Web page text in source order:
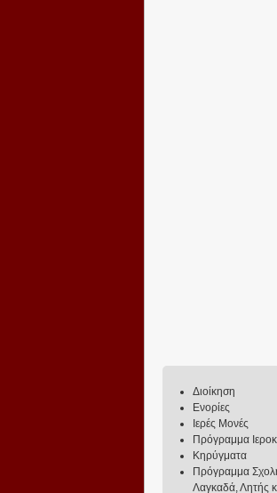
Διοίκηση
Ενορίες
Ιερές Μονές
Πρόγραμμα
Κηρύγματα
Πρόγραμμα
Λαγκαδά, Λητής κ